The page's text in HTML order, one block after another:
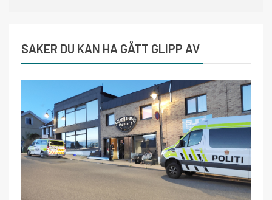
SAKER DU KAN HA GÅTT GLIPP AV